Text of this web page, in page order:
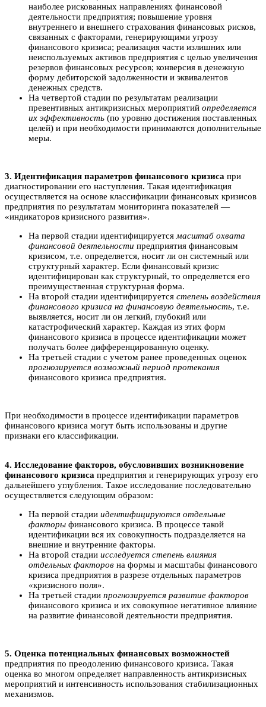
наиболее рискованных направлениях финансовой
деятельности предприятия; повышение уровня
внутреннего и внешнего страхования финансовых рисков,
связанных с факторами, генерирующими угрозу
финансового кризиса; реализация части излишних или
неиспользуемых активов предприятия с целью увеличения
резервов финансовых ресурсов; конверсия в денежную
форму дебиторской задолженности и эквивалентов
денежных средств.
На четвертой стадии по результатам реализации
превентивных антикризисных мероприятий определяется
их эффективность (по уровню достижения поставленных
целей) и при необходимости принимаются дополнительные
меры.
3. Идентификация параметров финансового кризиса при
диагностировании его наступления. Такая идентификация
осуществляется на основе классификации финансовых кризисов
предприятия по результатам мониторинга показателей —
«индикаторов кризисного развития».
На первой стадии идентифицируется масштаб охвата
финансовой деятельности предприятия финансовым
кризисом, т.е. определяется, носит ли он системный или
структурный характер. Если финансовый кризис
идентифицирован как структурный, то определяется его
преимущественная структурная форма.
На второй стадии идентифицируется степень воздействия
финансового кризиса на финансовую деятельность, т.е.
выявляется, носит ли он легкий, глубокий или
катастрофический характер. Каждая из этих форм
финансового кризиса в процессе идентификации может
получать более дифференцированную оценку.
На третьей стадии с учетом ранее проведенных оценок
прогнозируется возможный период протекания
финансового кризиса предприятия.
При необходимости в процессе идентификации параметров
финансового кризиса могут быть использованы и другие
признаки его классификации.
4. Исследование факторов, обусловивших возникновение
финансового кризиса предприятия и генерирующих угрозу его
дальнейшего углубления. Такое исследование последовательно
осуществляется следующим образом:
На первой стадии идентифицируются отдельные
факторы финансового кризиса. В процессе такой
идентификации вся их совокупность подразделяется на
внешние и внутренние факторы.
На второй стадии исследуется степень влияния
отдельных факторов на формы и масштабы финансового
кризиса предприятия в разрезе отдельных параметров
«кризисного поля».
На третьей стадии прогнозируется развитие факторов
финансового кризиса и их совокупное негативное влияние
на развитие финансовой деятельности предприятия.
5. Оценка потенциальных финансовых возможностей
предприятия по преодолению финансового кризиса. Такая
оценка во многом определяет направленность антикризисных
мероприятий и интенсивность использования стабилизационных
механизмов.